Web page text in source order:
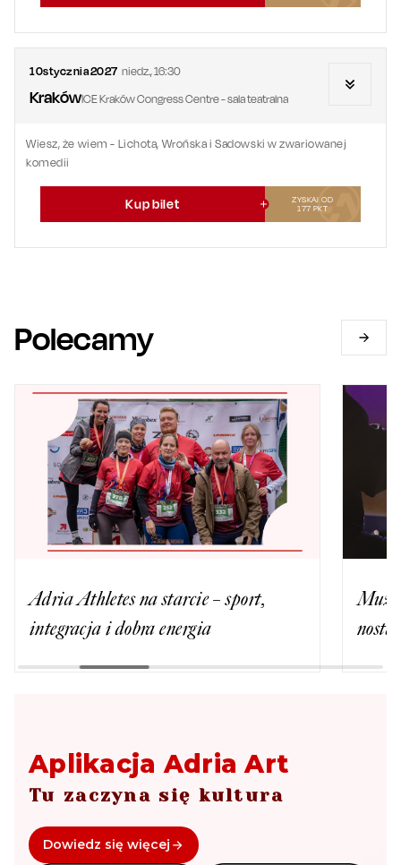
10stycznia2027 niedz.,16:30
KrakówICE Kraków Congress Centre - sala teatralna
Wiesz, że wiem - Lichota, Wrońska i Sadowski w zwariowanej
komedii
Kup bilet
ZYSKAJ OD
177 PKT
Polecamy
Adria Athletes na starcie – sport,
integracja i dobra energia
Aplikacja Adria Art
Tu zaczyna się kultura
Dowiedz się więcej